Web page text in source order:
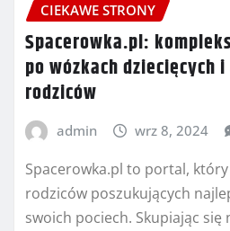
CIEKAWE STRONY
Spacerowka.pl:
po wózkach dziecięcych
rodziców
admin wrz 8, 2024
Spacerowka.pl to portal,
rodziców poszukujących
swoich pociech. Skupiając się